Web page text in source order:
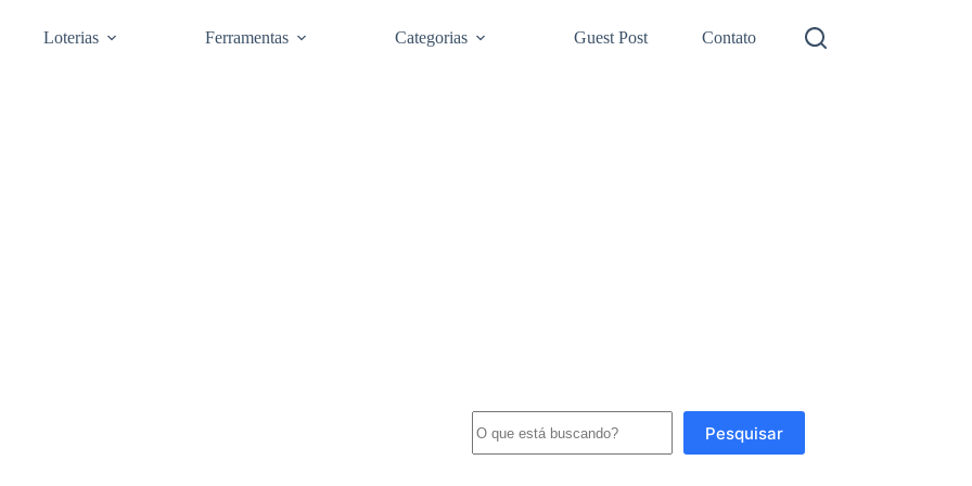
Loterias Ferramentas Categorias Guest Post Contato
Pesquisar